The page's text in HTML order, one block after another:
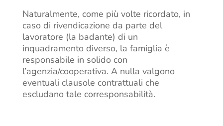
Naturalmente, come più volte ricordato, in
caso di rivendicazione da parte del
lavoratore (la badante) di un
inquadramento diverso, la famiglia è
responsabile in solido con
l’agenzia/cooperativa. A nulla valgono
eventuali clausole contrattuali che
escludano tale corresponsabilità.